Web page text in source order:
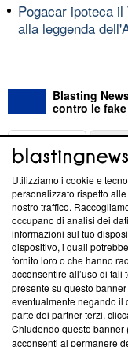
Pogacar ipoteca
alla leggenda
Blasting
contro le
ABOUT
Questa sezione
News, sui nostri
creare news di
‘Trust Project - News
ancora membro del
parte; Trust Project
conformità agli
Su di noi
Utilizziamo i cookie e
personalizzato rispetto
nostro traffico.
occupano di analisi dei
informazioni sul tuo
dispositivo, i quali
fornito loro o che hanno
acconsentire all’uso di
presente su questo
eventualmente negando il
parte dei partner terzi,
Chiudendo questo
acconsenti al permanere